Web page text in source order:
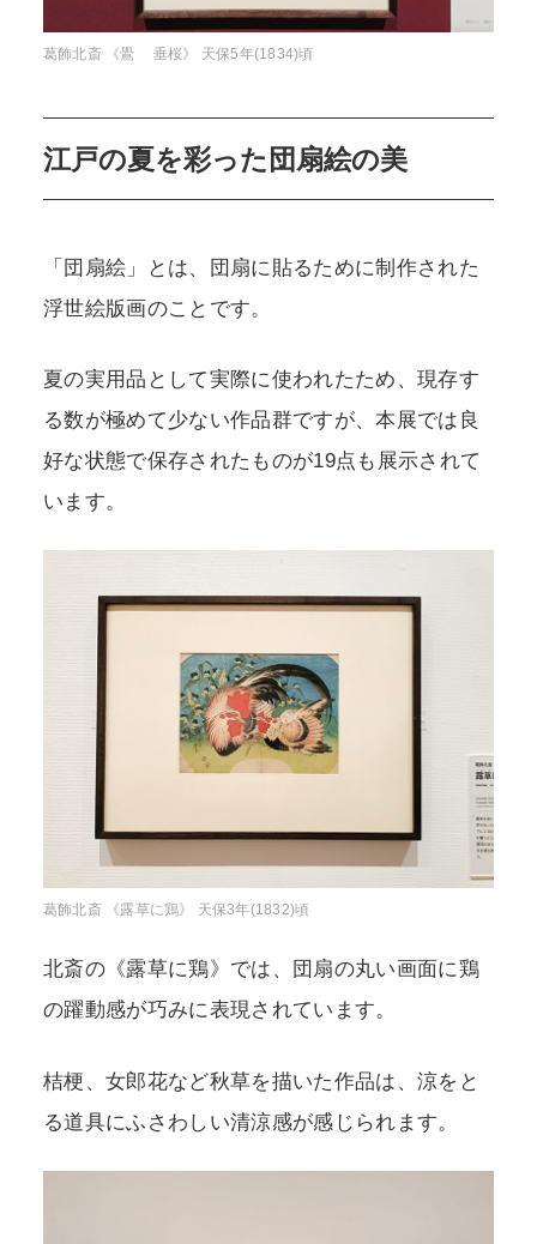
葛飾北斎 《鷽 垂桜》 天保5年(1834)頃
江戸の夏を彩った団扇絵の美
「団扇絵」とは、団扇に貼るために制作された
浮世絵版画のことです。
夏の実用品として実際に使われたため、現存す
る数が極めて少ない作品群ですが、本展では良
好な状態で保存されたものが19点も展示されて
います。
葛飾北斎 《露草に鶏》 天保3年(1832)頃
北斎の《露草に鶏》では、団扇の丸い画面に鶏
の躍動感が巧みに表現されています。
桔梗、女郎花など秋草を描いた作品は、涼をと
る道具にふさわしい清涼感が感じられます。